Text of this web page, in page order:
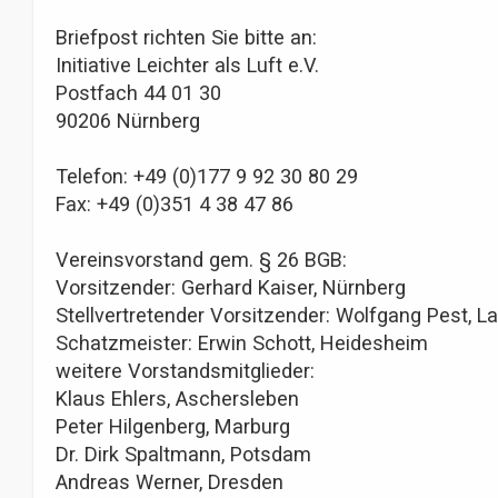
Briefpost richten Sie bitte an:
Initiative Leichter als Luft e.V.
Postfach 44 01 30
90206 Nürnberg
Telefon: +49 (0)177 9 92 30 80 29
Fax: +49 (0)351 4 38 47 86
Vereinsvorstand gem. § 26 BGB:
Vorsitzender: Gerhard Kaiser, Nürnberg
Stellvertretender Vorsitzender: Wolfgang Pest,
Schatzmeister: Erwin Schott, Heidesheim
weitere Vorstandsmitglieder:
Klaus Ehlers, Aschersleben
Peter Hilgenberg, Marburg
Dr. Dirk Spaltmann, Potsdam
Andreas Werner, Dresden